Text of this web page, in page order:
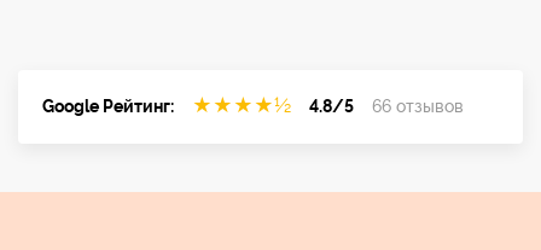
Google Рейтинг: ★ ★ ★ ★½ 4.8/5 66 отзывов